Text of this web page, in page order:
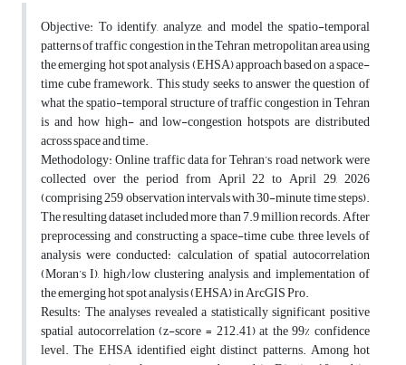
Objective: To identify, analyze, and model the spatio-temporal
patterns of traffic congestion in the Tehran metropolitan area using
the emerging hot spot analysis (EHSA) approach based on a space-
time cube framework. This study seeks to answer the question of
what the spatio-temporal structure of traffic congestion in Tehran
is and how high- and low-congestion hotspots are distributed
across space and time.
Methodology: Online traffic data for Tehran’s road network were
collected over the period from April 22 to April 29, 2026
(comprising 259 observation intervals with 30-minute time steps).
The resulting dataset included more than 7.9 million records. After
preprocessing and constructing a space-time cube, three levels of
analysis were conducted: calculation of spatial autocorrelation
(Moran’s I), high/low clustering analysis, and implementation of
the emerging hot spot analysis (EHSA) in ArcGIS Pro.
Results: The analyses revealed a statistically significant positive
spatial autocorrelation (z-score = 212.41) at the 99% confidence
level. The EHSA identified eight distinct patterns. Among hot